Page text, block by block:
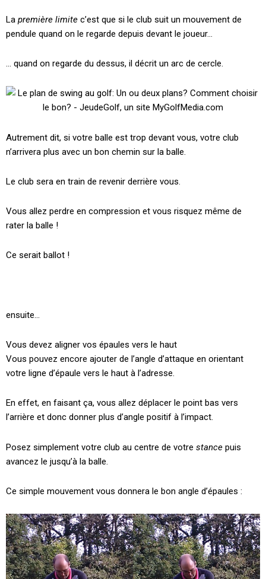
La première limite c’est que si le club suit un mouvement de
pendule quand on le regarde depuis devant le joueur…
… quand on regarde du dessus, il décrit un arc de cercle.
Autrement dit, si votre balle est trop devant vous, votre club
n’arrivera plus avec un bon chemin sur la balle.
Le club sera en train de revenir derrière vous.
Vous allez perdre en compression et vous risquez même de
rater la balle !
Ce serait ballot !
ensuite…
Vous devez aligner vos épaules vers le haut
Vous pouvez encore ajouter de l’angle d’attaque en orientant
votre ligne d’épaule vers le haut à l’adresse.
En effet, en faisant ça, vous allez déplacer le point bas vers
l’arrière et donc donner plus d’angle positif à l’impact.
Posez simplement votre club au centre de votre stance puis
avancez le jusqu’à la balle.
Ce simple mouvement vous donnera le bon angle d’épaules :